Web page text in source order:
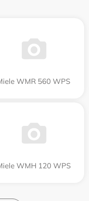
WMR 560 WPS
WMH 120 WPS